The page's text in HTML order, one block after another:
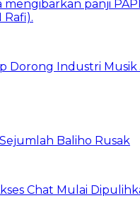
Dorong Industri
Baliho Rusak
Chat Mulai